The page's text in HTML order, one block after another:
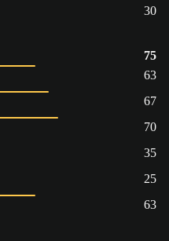
30
75
63
67
70
35
25
63